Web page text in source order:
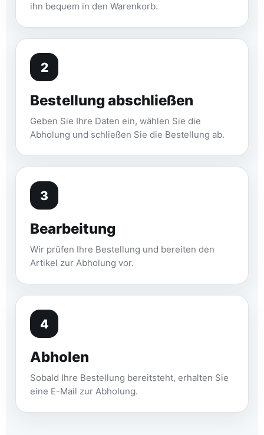
ihn bequem in den Warenkorb.
2
Bestellung abschließen
Geben Sie Ihre Daten ein, wählen Sie die
Abholung und schließen Sie die Bestellung ab.
3
Bearbeitung
Wir prüfen Ihre Bestellung und bereiten den
Artikel zur Abholung vor.
4
Abholen
Sobald Ihre Bestellung bereitsteht, erhalten Sie
eine E-Mail zur Abholung.